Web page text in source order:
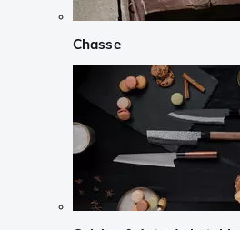
Chasse